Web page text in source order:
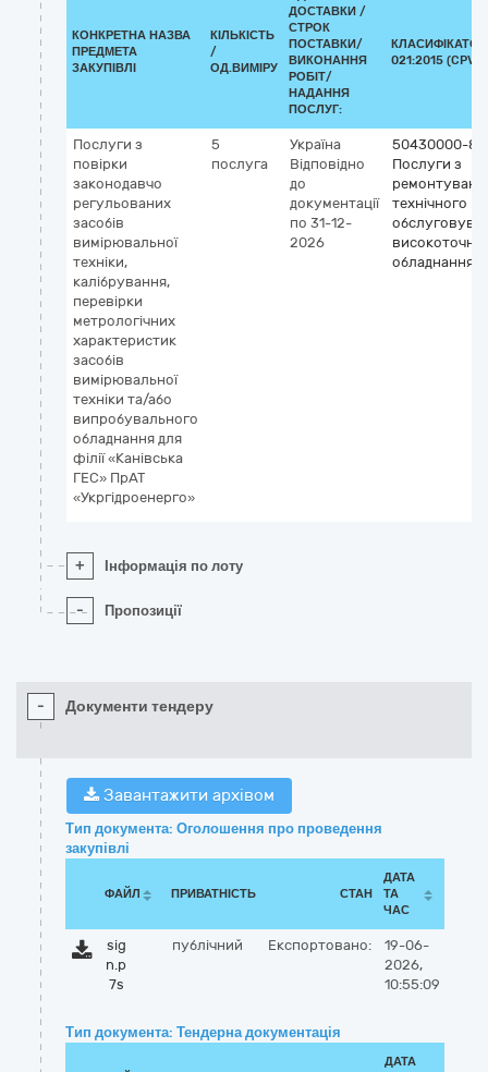
КОНКРЕТНА НАЗВА
ПРЕДМЕТА
ЗАКУПІВЛІ
КІЛЬКІСТЬ
/
ОД.ВИМІРУ
ДОСТАВКИ /
СТРОК
ПОСТАВКИ/
ВИКОНАННЯ
РОБІТ/
НАДАННЯ
ПОСЛУГ:
021:2015 (CPV)
Послуги з
повірки
законодавчо
регульованих
засобів
вимірювальної
техніки,
калібрування,
перевірки
метрологічних
характеристик
засобів
вимірювальної
техніки та/або
випробувального
обладнання для
філії «Канівська
ГЕС» ПрАТ
«Укргідроенерго»
5
послуга
Україна
Відповідно
до
документації
по 31-12-
2026
50430000-8
Послуги з
технічного
обладнання
+ Інформація по лоту
- Пропозиції
- Документи тендеру
Завантажити архівом
Тип документа: Оголошення про проведення
закупівлі
ФАЙЛ ПРИВАТНІСТЬ СТАН
ДАТА
ТА
ЧАС
sig
n.p
7s
публічний Експортовано:
19-06-
2026,
10:55:09
Тип документа: Тендерна документація
ДАТА